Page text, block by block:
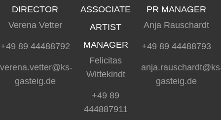
DIRECTOR
Verena Vetter
+49 89 44488792
verena.vetter@ks-
gasteig.de
ASSOCIATE
ARTIST
MANAGER
Felicitas
Wittekindt
+49 89
444887911
PR MANAGER
Anja Rauschardt
+49 89 44488793
gasteig.de